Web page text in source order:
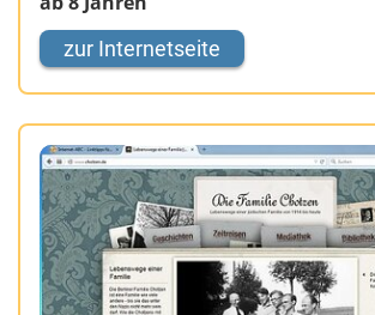
zur Internetseite